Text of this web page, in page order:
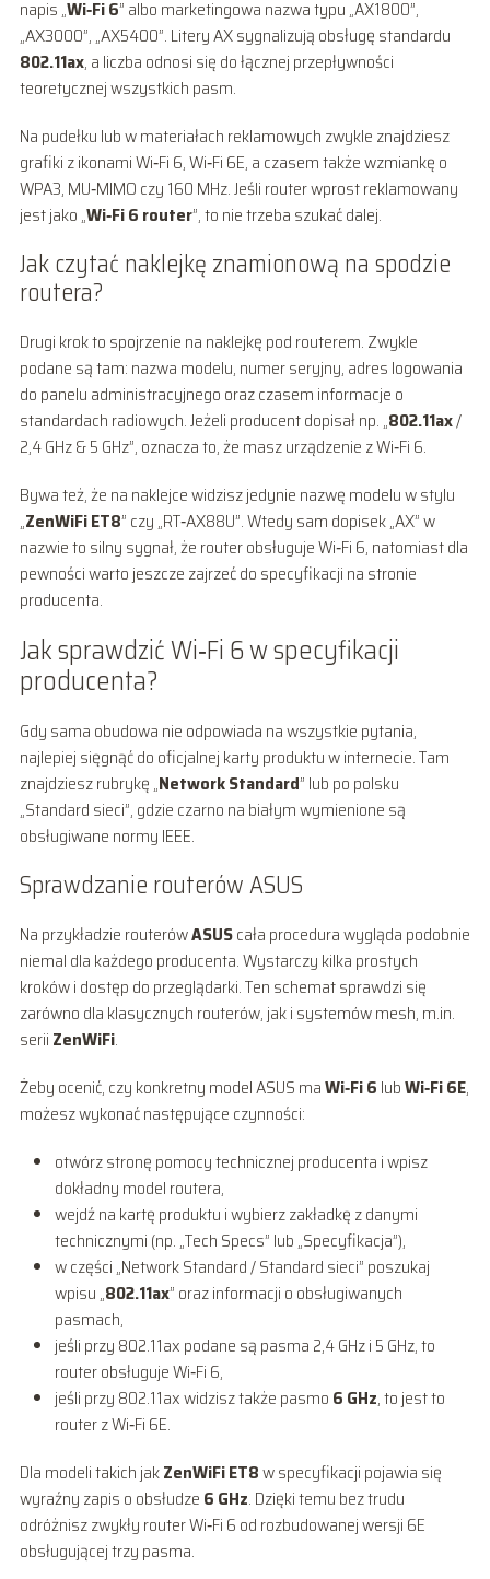
napis „Wi‑Fi 6” albo marketingowa nazwa typu „AX1800”,
„AX3000”, „AX5400”. Litery AX sygnalizują obsługę standardu
802.11ax, a liczba odnosi się do łącznej przepływności
teoretycznej wszystkich pasm.
Na pudełku lub w materiałach reklamowych zwykle znajdziesz
grafiki z ikonami Wi‑Fi 6, Wi‑Fi 6E, a czasem także wzmiankę o
WPA3, MU‑MIMO czy 160 MHz. Jeśli router wprost reklamowany
jest jako „Wi‑Fi 6 router”, to nie trzeba szukać dalej.
Jak czytać naklejkę znamionową na spodzie
routera?
Drugi krok to spojrzenie na naklejkę pod routerem. Zwykle
podane są tam: nazwa modelu, numer seryjny, adres logowania
do panelu administracyjnego oraz czasem informacje o
standardach radiowych. Jeżeli producent dopisał np. „802.11ax/
2,4 GHz & 5 GHz”, oznacza to, że masz urządzenie z Wi‑Fi 6.
Bywa też, że na naklejce widzisz jedynie nazwę modelu w stylu
„ZenWiFi ET8” czy „RT‑AX88U”. Wtedy sam dopisek „AX” w
nazwie to silny sygnał, że router obsługuje Wi‑Fi 6, natomiast dla
pewności warto jeszcze zajrzeć do specyfikacji na stronie
producenta.
Jak sprawdzić Wi‑Fi 6 w specyfikacji
producenta?
Gdy sama obudowa nie odpowiada na wszystkie pytania,
najlepiej sięgnąć do oficjalnej karty produktu w internecie. Tam
znajdziesz rubrykę „Network Standard” lub po polsku
„Standard sieci”, gdzie czarno na białym wymienione są
obsługiwane normy IEEE.
Sprawdzanie routerów ASUS
Na przykładzie routerówASUScała procedura wygląda podobnie
niemal dla każdego producenta. Wystarczy kilka prostych
kroków i dostęp do przeglądarki. Ten schemat sprawdzi się
zarówno dla klasycznych routerów, jak i systemów mesh, m.in.
serii ZenWiFi.
Żeby ocenić, czy konkretny model ASUS maWi‑Fi 6 lubWi‑Fi 6E,
możesz wykonać następujące czynności:
otwórz stronę pomocy technicznej producenta i wpisz
dokładny model routera,
wejdź na kartę produktu i wybierz zakładkę z danymi
technicznymi (np. „Tech Specs” lub „Specyfikacja”),
w części „Network Standard / Standard sieci” poszukaj
wpisu „802.11ax” oraz informacji o obsługiwanych
pasmach,
jeśli przy 802.11ax podane są pasma 2,4 GHz i 5 GHz, to
router obsługuje Wi‑Fi 6,
jeśli przy 802.11ax widzisz także pasmo 6 GHz, to jest to
router z Wi‑Fi 6E.
Dla modeli takich jakZenWiFi ET8w specyfikacji pojawia się
wyraźny zapis o obsłudze 6 GHz. Dzięki temu bez trudu
odróżnisz zwykły router Wi‑Fi 6 od rozbudowanej wersji 6E
obsługującej trzy pasma.